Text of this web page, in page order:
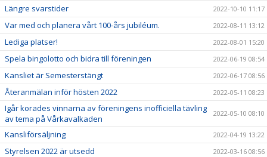
Längre svarstider 2022-10-10 11:17
Var med och planera vårt 100-års jubiléum. 2022-08-11 13:12
Lediga platser! 2022-08-01 15:20
Spela bingolotto och bidra till föreningen 2022-06-19 08:54
Kansliet är Semesterstängt 2022-06-17 08:56
Återanmälan inför hösten 2022 2022-05-11 08:23
Igår korades vinnarna av föreningens inofficiella tävling
av tema på Vårkavalkaden
2022-05-10 08:10
Kansliförsäljning 2022-04-19 13:22
Styrelsen 2022 är utsedd 2022-03-16 08:56